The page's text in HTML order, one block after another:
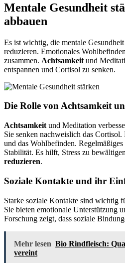
Mentale Gesundheit
abbauen
Es ist wichtig, die mentale
reduzieren. Emotionales
zusammen. Achtsamkeit und
entspannen und Cortisol zu senken.
Die Rolle von Achtsamkeit
Achtsamkeit und Meditation
Sie senken nachweislich das Cortisol.
und das Wohlbefinden.
Stabilität. Es hilft, Stress zu
reduzieren.
Soziale Kontakte und ihr
Starke soziale Kontakte sind wichtig
Sie bieten emotionale Unterstützung
Forschung zeigt, dass soziale
Mehr lesen Bio Rindfleisch:
vereint